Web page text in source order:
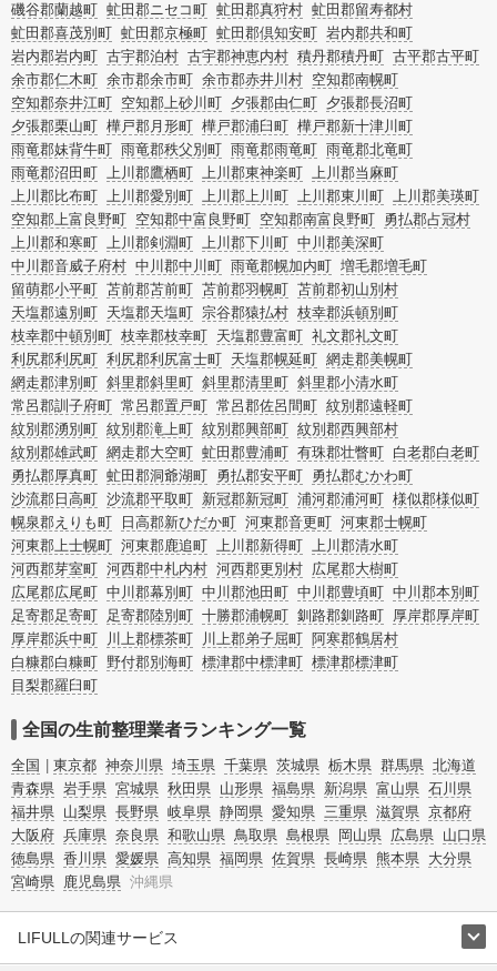
磯谷郡蘭越町 虻田郡ニセコ町 虻田郡真狩村 虻田郡留寿都村
虻田郡喜茂別町 虻田郡京極町 虻田郡倶知安町 岩内郡共和町
岩内郡岩内町 古宇郡泊村 古宇郡神恵内村 積丹郡積丹町 古平郡古平町
余市郡仁木町 余市郡余市町 余市郡赤井川村 空知郡南幌町
空知郡奈井江町 空知郡上砂川町 夕張郡由仁町 夕張郡長沼町
夕張郡栗山町 樺戸郡月形町 樺戸郡浦臼町 樺戸郡新十津川町
雨竜郡妹背牛町 雨竜郡秩父別町 雨竜郡雨竜町 雨竜郡北竜町
雨竜郡沼田町 上川郡鷹栖町 上川郡東神楽町 上川郡当麻町
上川郡比布町 上川郡愛別町 上川郡上川町 上川郡東川町 上川郡美瑛町
空知郡上富良野町 空知郡中富良野町 空知郡南富良野町 勇払郡占冠村
上川郡和寒町 上川郡剣淵町 上川郡下川町 中川郡美深町
中川郡音威子府村 中川郡中川町 雨竜郡幌加内町 増毛郡増毛町
留萌郡小平町 苫前郡苫前町 苫前郡羽幌町 苫前郡初山別村
天塩郡遠別町 天塩郡天塩町 宗谷郡猿払村 枝幸郡浜頓別町
枝幸郡中頓別町 枝幸郡枝幸町 天塩郡豊富町 礼文郡礼文町
利尻郡利尻町 利尻郡利尻富士町 天塩郡幌延町 網走郡美幌町
網走郡津別町 斜里郡斜里町 斜里郡清里町 斜里郡小清水町
常呂郡訓子府町 常呂郡置戸町 常呂郡佐呂間町 紋別郡遠軽町
紋別郡湧別町 紋別郡滝上町 紋別郡興部町 紋別郡西興部村
紋別郡雄武町 網走郡大空町 虻田郡豊浦町 有珠郡壮瞥町 白老郡白老町
勇払郡厚真町 虻田郡洞爺湖町 勇払郡安平町 勇払郡むかわ町
沙流郡日高町 沙流郡平取町 新冠郡新冠町 浦河郡浦河町 様似郡様似町
幌泉郡えりも町
日高郡新ひだか町 河東郡音更町 河東郡士幌町
河東郡上士幌町 河東郡鹿追町 上川郡新得町 上川郡清水町
河西郡芽室町 河西郡中札内村 河西郡更別村 広尾郡大樹町
広尾郡広尾町 中川郡幕別町 中川郡池田町 中川郡豊頃町 中川郡本別町
足寄郡足寄町 足寄郡陸別町 十勝郡浦幌町 釧路郡釧路町 厚岸郡厚岸町
厚岸郡浜中町
川上郡標茶町 川上郡弟子屈町 阿寒郡鶴居村
白糠郡白糠町 野付郡別海町 標津郡中標津町 標津郡標津町
目梨郡羅臼町
全国の生前整理業者ランキング一覧
全国 東京都 神奈川県 埼玉県 千葉県 茨城県 栃木県 群馬県 北海道
青森県 岩手県 宮城県 秋田県 山形県 福島県 新潟県 富山県 石川県
福井県 山梨県 長野県 岐阜県 静岡県 愛知県 三重県 滋賀県 京都府
大阪府 兵庫県 奈良県 和歌山県 鳥取県 島根県 岡山県 広島県 山口県
徳島県 香川県 愛媛県 高知県 福岡県 佐賀県 長崎県 熊本県 大分県
宮崎県 鹿児島県 沖縄県
LIFULLの関連サービス